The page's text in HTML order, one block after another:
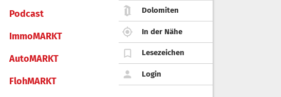
Podcast
ImmoMARKT
AutoMARKT
FlohMARKT
Dolomiten
In der Nähe
Lesezeichen
Login